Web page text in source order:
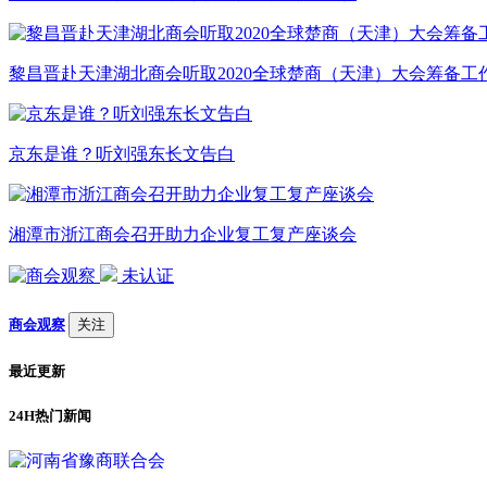
黎昌晋赴天津湖北商会听取2020全球楚商（天津）大会筹备工
京东是谁？听刘强东长文告白
湘潭市浙江商会召开助力企业复工复产座谈会
未认证
商会观察 关注
最近更新
24H热门新闻
1